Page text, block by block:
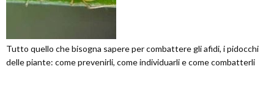
Tutto quello che bisogna sapere per combattere gli afidi, i pidocchi
delle piante: come prevenirli, come individuarli e come combatterli